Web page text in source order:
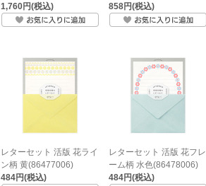
1,760円(税込)
858円(税込)
レターセット 活版 花ライ
ン柄 黄(86477006)
484円(税込)
レターセット 活版 花フレ
ーム柄 水色(86478006)
484円(税込)